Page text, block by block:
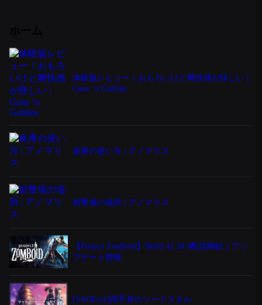
体験版レビュー！おもろいけど爽快感が怪しい |
Guns ‘n Goblins
倉庫の使い方 | アノマリス
射撃場の場所 | アノマリス
【Project Zomboid】Build 42.20.0配信開始｜アッ
プデート情報
[SAOEoA]両手斧のソードスキル